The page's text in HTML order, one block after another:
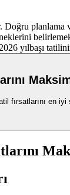
Doğru
yılbaşı
fırsatlarını en